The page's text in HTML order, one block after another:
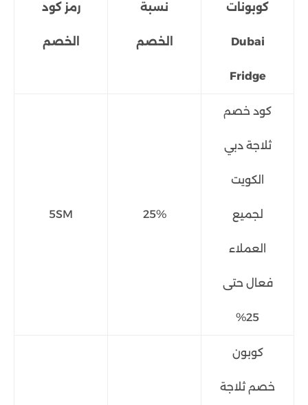
كوبونات
Dubai
Fridge
نسبة
الخصم
رمز كود
الخصم
كود خصم
ثلاجة دبي
الكويت
لجميع
العملاء
فعال حتى
25%
25%
5SM
كوبون
خصم ثلاجة